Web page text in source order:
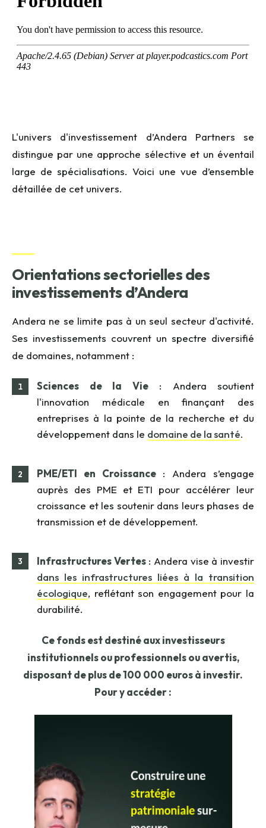
L'univers d'investissement d’Andera Partners se
distingue par une approche sélective et un éventail
large de spécialisations. Voici une vue d’ensemble
détaillée de cet univers.
Orientations sectorielles des
investissements d’Andera
Andera ne se limite pas à un seul secteur d'activité.
Ses investissements couvrent un spectre diversifié
de domaines, notamment :
Sciences de la Vie: Andera soutient
l'innovation médicale en finançant des
entreprises à la pointe de la recherche et du
développement dans le domaine de la santé.
PME/ETI en Croissance: Andera s’engage
auprès des PME et ETI pour accélérer leur
croissance et les soutenir dans leurs phases de
transmission et de développement.
Infrastructures Vertes: Andera vise à investir
dans les infrastructures liées à la transition
écologique, reflétant son engagement pour la
durabilité.
Ce fonds est destiné aux investisseurs
institutionnels ou professionnels ou avertis,
disposant de plus de 100 000 euros à investir.
Pour y accéder :